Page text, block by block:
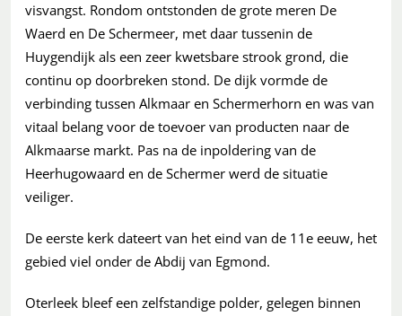
visvangst. Rondom ontstonden de grote meren De
Waerd en De Schermeer, met daar tussenin de
Huygendijk als een zeer kwetsbare strook grond, die
continu op doorbreken stond. De dijk vormde de
verbinding tussen Alkmaar en Schermerhorn en was van
vitaal belang voor de toevoer van producten naar de
Alkmaarse markt. Pas na de inpoldering van de
Heerhugowaard en de Schermer werd de situatie
veiliger.
De eerste kerk dateert van het eind van de 11e eeuw, het
gebied viel onder de Abdij van Egmond.
Oterleek bleef een zelfstandige polder, gelegen binnen